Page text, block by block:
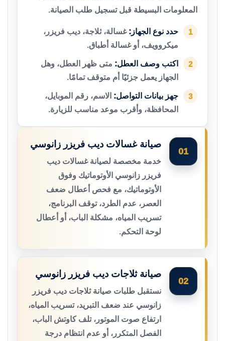
المعلومات البسيطة قبل تسجيل طلب الصيانة.
1 حدد نوع الجهاز: غسالة، ثلاجة، ديب فريزر،
ميكروويف، أو غسالة أطباق.
2 اكتب وصف العطل: متى ظهر العطل، وهل
الجهاز يعمل جزئيًا أم متوقف تمامًا.
3 جهز بيانات التواصل: الاسم، رقم الموبايل،
المحافظة، وأقرب موعد مناسب للزيارة.
01
صيانة غسالات ديب فريزر زانوسي
خدمة مخصصة لصيانة غسالات ديب
فريزر زانوسي الأوتوماتيك وفوق
الأوتوماتيك، مع فحص أعطال ضعف
العصر، عدم الطرد، توقف البرنامج،
تسريب المياه، مشكلة الباب، أو أعطال
لوحة التحكم.
02
صيانة ثلاجات ديب فريزر زانوسي
نستقبل طلبات صيانة ثلاجات ديب فريزر
زانوسي عند ضعف التبريد، تسريب المياه،
ارتفاع صوت الموتور، تلف كاوتش الباب،
الفصل المتكرر، أو عدم انتظام درجة